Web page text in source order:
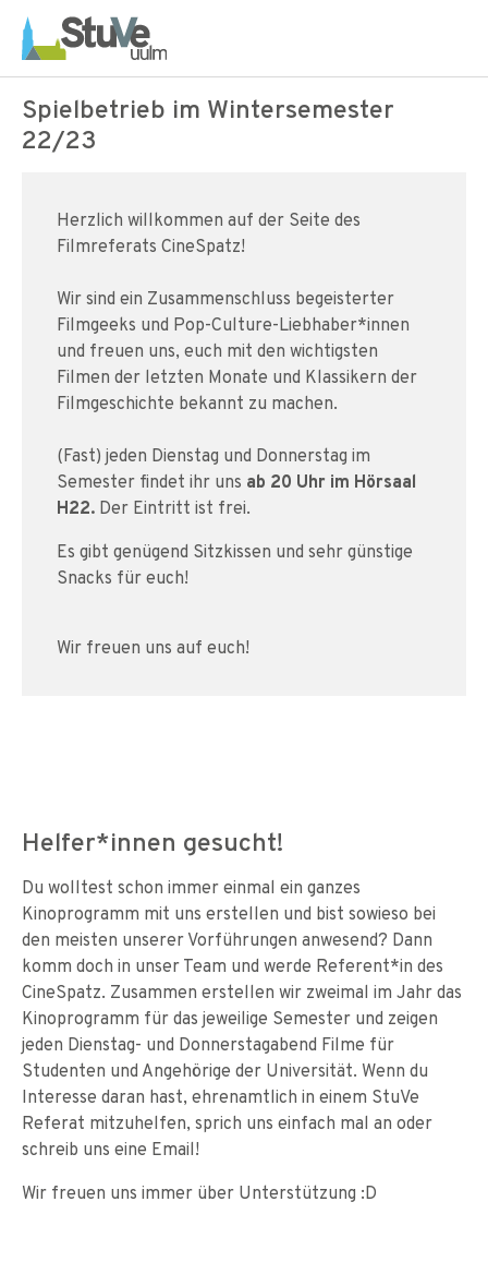
Skip to main navigation
Skip to main content
Skip to page footer
Spielbetrieb im Wintersemester
22/23
Herzlich willkommen auf der Seite des
Filmreferats CineSpatz!
Wir sind ein Zusammenschluss begeisterter
Filmgeeks und Pop-Culture-Liebhaber*innen
und freuen uns, euch mit den wichtigsten
Filmen der letzten Monate und Klassikern der
Filmgeschichte bekannt zu machen.
(Fast) jeden Dienstag und Donnerstag im
Semester findet ihr uns ab 20 Uhr im Hörsaal
H22. Der Eintritt ist frei.
Es gibt genügend Sitzkissen und sehr günstige
Snacks für euch!
Wir freuen uns auf euch!
Helfer*innen gesucht!
Du wolltest schon immer einmal ein ganzes
Kinoprogramm mit uns erstellen und bist sowieso bei
den meisten unserer Vorführungen anwesend? Dann
komm doch in unser Team und werde Referent*in des
CineSpatz. Zusammen erstellen wir zweimal im Jahr das
Kinoprogramm für das jeweilige Semester und zeigen
jeden Dienstag- und Donnerstagabend Filme für
Studenten und Angehörige der Universität. Wenn du
Interesse daran hast, ehrenamtlich in einem StuVe
Referat mitzuhelfen, sprich uns einfach mal an oder
schreib uns eine Email!
Wir freuen uns immer über Unterstützung :D